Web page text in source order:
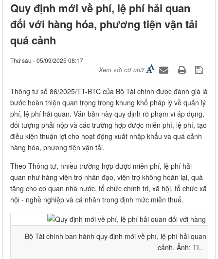
Quy định mới về phí, lệ phí hải quan
đối với hàng hóa, phương tiện vận tải
quá cảnh
Thứ sáu - 05/09/2025 08:17
Xem với cỡ chữ
Thông tư số 86/2025/TT-BTC của Bộ Tài chính được đánh giá là
bước hoàn thiện quan trọng trong khung khổ pháp lý về quản lý
phí, lệ phí hải quan. Văn bản này quy định rõ phạm vi áp dụng,
đối tượng phải nộp và các trường hợp được miễn phí, lệ phí, tạo
điều kiện thuận lợi cho hoạt động xuất nhập khẩu và quá cảnh
hàng hóa, phương tiện vận tải.
Theo Thông tư, nhiều trường hợp được miễn phí, lệ phí hải
quan như hàng viện trợ nhân đạo, viện trợ không hoàn lại, quà
tặng cho cơ quan nhà nước, tổ chức chính trị, xã hội, tổ chức xã
hội - nghề nghiệp và cá nhân trong định mức miễn thuế.
Bộ Tài chính ban hành quy định mới về phí, lệ phí hải quan
cảnh. Ảnh: TL.